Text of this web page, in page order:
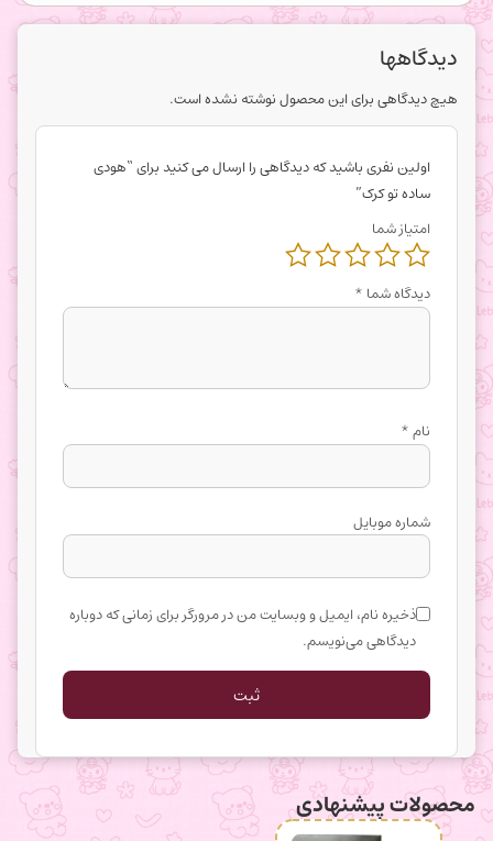
دیدگاهها
هیچ دیدگاهی برای این محصول نوشته نشده است.
اولین نفری باشید که دیدگاهی را ارسال می کنید برای “هودی
ساده تو کرک”
امتیاز شما
دیدگاه شما *
نام*
شماره موبایل
ذخیره نام، ایمیل و وبسایت من در مرورگر برای زمانی که دوباره
دیدگاهی می‌نویسم.
محصولات پیشنهادی